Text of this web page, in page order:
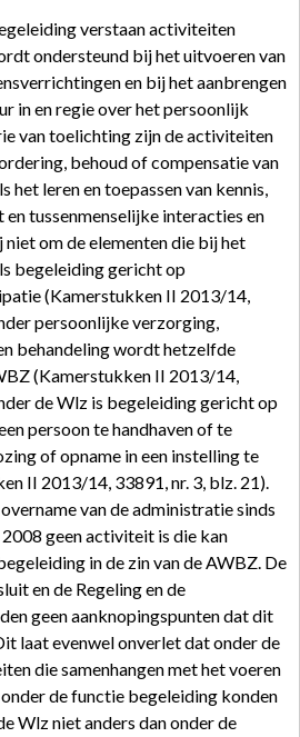
verstaan activiteiten
ondersteund bij het uitvoeren van
en bij het aanbrengen
in en regie over het persoonlijk
van toelichting zijn de activiteiten
behoud of compensatie van
het leren en toepassen van kennis,
tussenmenselijke interacties en
om de elementen die bij het
begeleiding gericht op
(Kamerstukken II 2013/14,
persoonlijke verzorging,
behandeling wordt hetzelfde
(Kamerstukken II 2013/14,
de Wlz is begeleiding gericht op
persoon te handhaven of te
of opname in een instelling te
II 2013/14, 33891, nr. 3, blz. 21).
van de administratie sinds
geen activiteit is die kan
in de zin van de AWBZ. De
en de Regeling en de
geen aanknopingspunten dat dit
laat evenwel onverlet dat onder de
die samenhangen met het voeren
de functie begeleiding konden
Wlz niet anders dan onder de